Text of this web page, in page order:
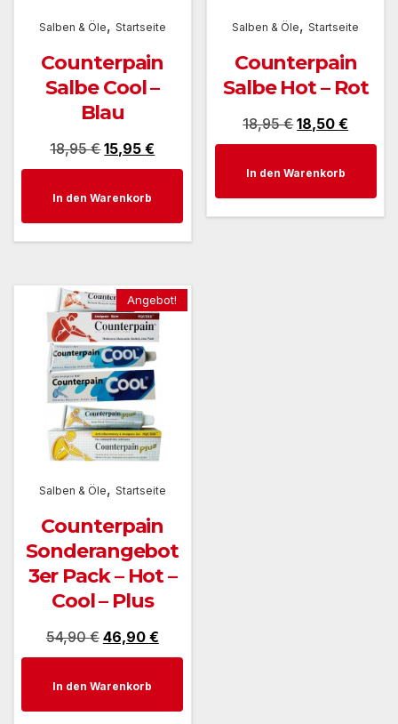
Salben & Öle, Startseite
Counterpain
Salbe Cool –
Blau
18,95€Ursprünglicher
Preis
war:
18,95 €
15,95€ Aktueller
Preis
15,95 €.
In den Warenkorb
Salben & Öle,Startseite
Counterpain
Salbe Hot – Rot
18,95€Ursprünglicher
Preis
war:
18,95 €
18,50€
Preis
18,50
In den Warenkorb
Angebot!
Salben & Öle, Startseite
Counterpain
Sonderangebot
3er Pack – Hot –
Cool – Plus
54,90€ Ursprünglicher
Preis
war:
54,90 €
46,90 €Aktueller
Preis
46,90 €.
In den Warenkorb